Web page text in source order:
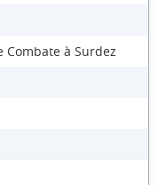
Combate à Surdez